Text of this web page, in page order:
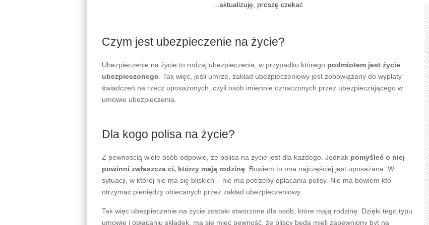
OC właściciela psa
ubezpieczenie śmierci psa
10% zniżki z kodem rabatowym
Bezpieczny
Sumy ubezpieczenia do 380'000 PLN
Składka od 34 pln miesięcznie
10% zniżki po zastosowaniu kodu agenta 02346